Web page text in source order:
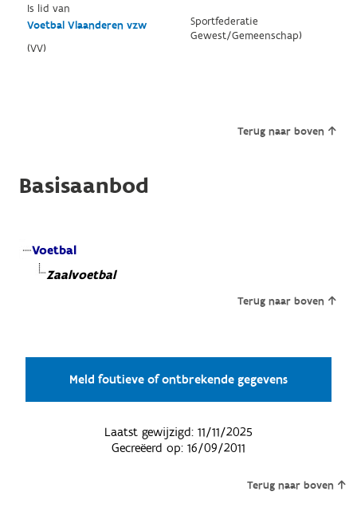
Is lid van
Voetbal Vlaanderen vzw
(VV)
Sportfederatie
Gewest/Gemeenschap)
Terug naar boven
Basisaanbod
Voetbal
Zaalvoetbal
Terug naar boven
Meld foutieve of ontbrekende gegevens
Laatst gewijzigd: 11/11/2025
Gecreëerd op: 16/09/2011
Terug naar boven